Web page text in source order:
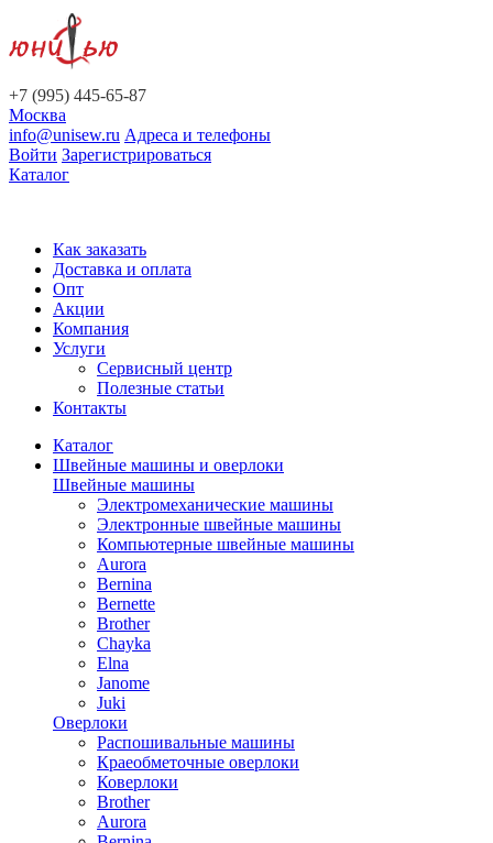
+7 (995) 445-65-87
Москва
info@unisew.ru Адреса и телефоны
Войти Зарегистрироваться
Каталог
Как заказать
Доставка и оплата
Опт
Акции
Компания
Услуги
Сервисный центр
Полезные статьи
Контакты
Каталог
Швейные машины и оверлоки
Швейные машины
Электромеханические машины
Электронные швейные машины
Компьютерные швейные машины
Aurora
Bernina
Bernette
Brother
Chayka
Elna
Janome
Juki
Оверлоки
Распошивальные машины
Краеобметочные оверлоки
Коверлоки
Brother
Aurora